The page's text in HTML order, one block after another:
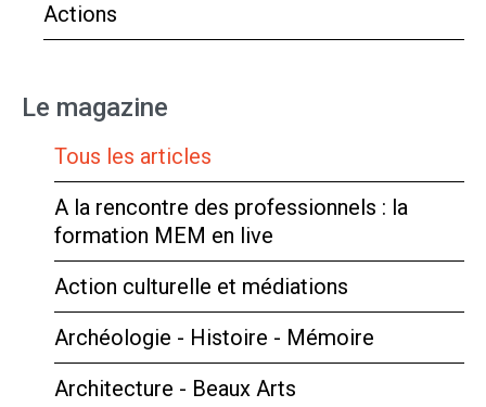
Actions
Le magazine
Tous les articles
A la rencontre des professionnels : la
formation MEM en live
Action culturelle et médiations
Archéologie - Histoire - Mémoire
Architecture - Beaux Arts